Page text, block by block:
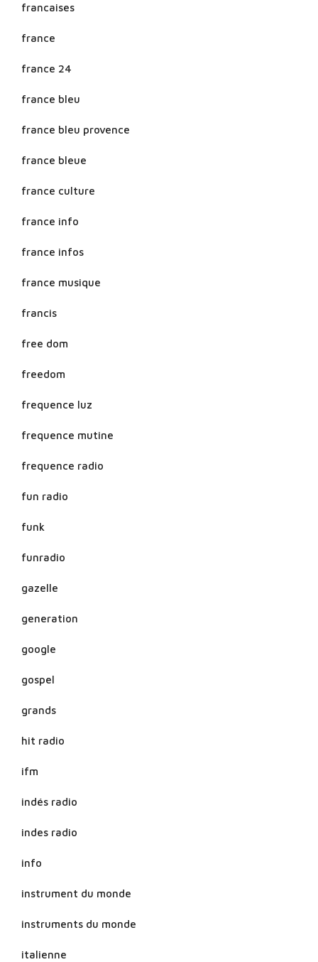
francaises
france
france 24
france bleu
france bleu provence
france bleue
france culture
france info
france infos
france musique
francis
free dom
freedom
frequence luz
frequence mutine
frequence radio
fun radio
funk
funradio
gazelle
generation
google
gospel
grands
hit radio
ifm
indés radio
indes radio
info
instrument du monde
instruments du monde
italienne